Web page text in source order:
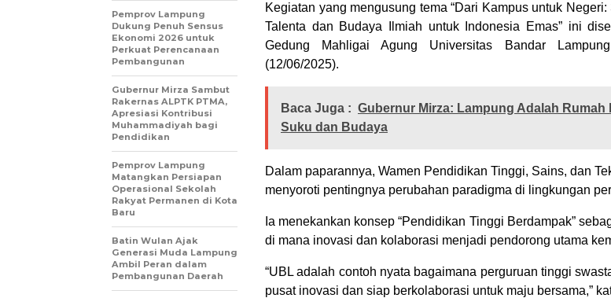
Kegiatan yang mengusung tema “Dari Kampus untuk
Talenta dan Budaya Ilmiah untuk Indonesia Emas” ini
Gedung Mahligai Agung Universitas Bandar
(12/06/2025).
Baca Juga : Gubernur Mirza: Lampung Adalah Rumah
Suku dan Budaya
Dalam paparannya, Wamen Pendidikan Tinggi, Sains, dan
menyoroti pentingnya perubahan paradigma di lingkungan
Ia menekankan konsep “Pendidikan Tinggi Berdampak”
di mana inovasi dan kolaborasi menjadi pendorong utama
“UBL adalah contoh nyata bagaimana perguruan tinggi
pusat inovasi dan siap berkolaborasi untuk maju bersama,”
Pemprov Lampung
Dukung Penuh Sensus
Ekonomi 2026 untuk
Perkuat Perencanaan
Pembangunan
Gubernur Mirza Sambut
Rakernas ALPTK PTMA,
Apresiasi Kontribusi
Muhammadiyah bagi
Pendidikan
Pemprov Lampung
Matangkan Persiapan
Operasional Sekolah
Rakyat Permanen di Kota
Baru
Batin Wulan Ajak
Generasi Muda Lampung
Ambil Peran dalam
Pembangunan Daerah